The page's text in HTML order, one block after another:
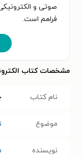
صوتی و
فراهم است.
مشخصات کتاب
نام کتاب
موضوع
نویسنده